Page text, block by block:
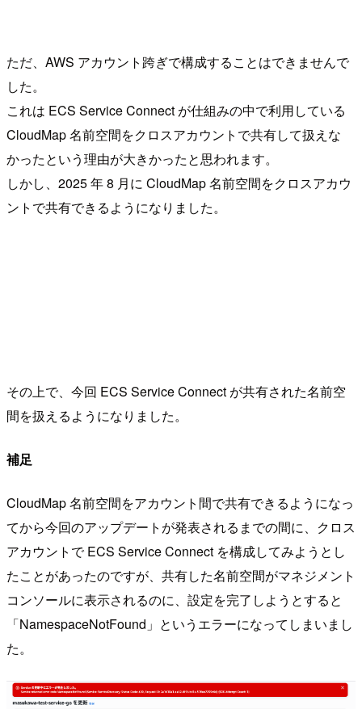
ただ、AWS アカウント跨ぎで構成することはできませんで
した。
これは ECS Service Connect が仕組みの中で利用している
CloudMap 名前空間をクロスアカウントで共有して扱えな
かったという理由が大きかったと思われます。
しかし、2025 年 8 月に CloudMap 名前空間をクロスアカウ
ントで共有できるようになりました。
その上で、今回 ECS Service Connect が共有された名前空
間を扱えるようになりました。
補足
CloudMap 名前空間をアカウント間で共有できるようになっ
てから今回のアップデートが発表されるまでの間に、クロス
アカウントで ECS Service Connect を構成してみようとし
たことがあったのですが、共有した名前空間がマネジメント
コンソールに表示されるのに、設定を完了しようとすると
「NamespaceNotFound」というエラーになってしまいまし
た。